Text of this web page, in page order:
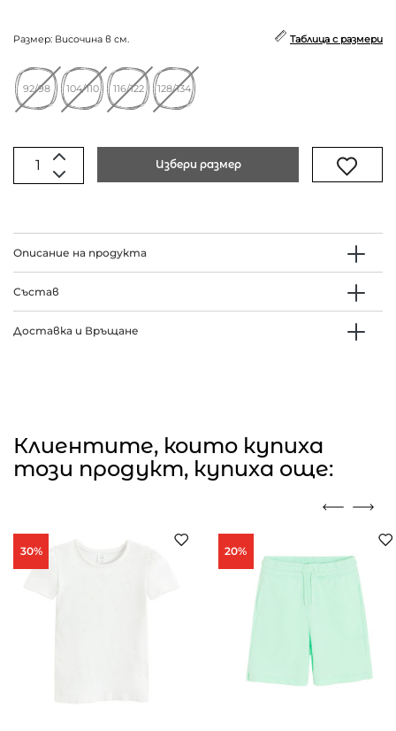
Размер: Височина в см. Таблица с размери
92/98 104/110 116/122 128/134
Избери размер
Описание на продукта
Състав
Доставка и Връщане
Клиентите, които купиха
този продукт, купиха още:
30% 20%